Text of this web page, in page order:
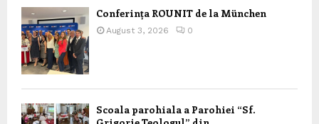
Conferința ROUNIT de la München
August 3, 2026 0
Scoala parohiala a Parohiei “Sf.